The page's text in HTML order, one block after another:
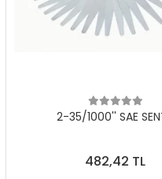
2-35/1000'' SAE
482,42 TL